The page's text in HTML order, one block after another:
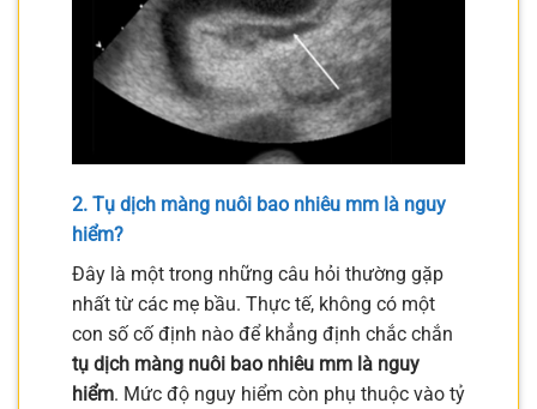
2. Tụ dịch màng nuôi bao nhiêu mm là nguy
hiểm?
Đây là một trong những câu hỏi thường gặp
nhất từ các mẹ bầu. Thực tế, không có một
con số cố định nào để khẳng định chắc chắn
tụ dịch màng nuôi bao nhiêu mm là nguy
hiểm. Mức độ nguy hiểm còn phụ thuộc vào tỷ